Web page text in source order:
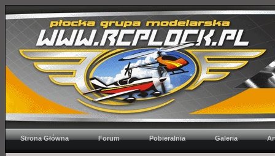
Strona Główna Forum Pobieralnia Galeria